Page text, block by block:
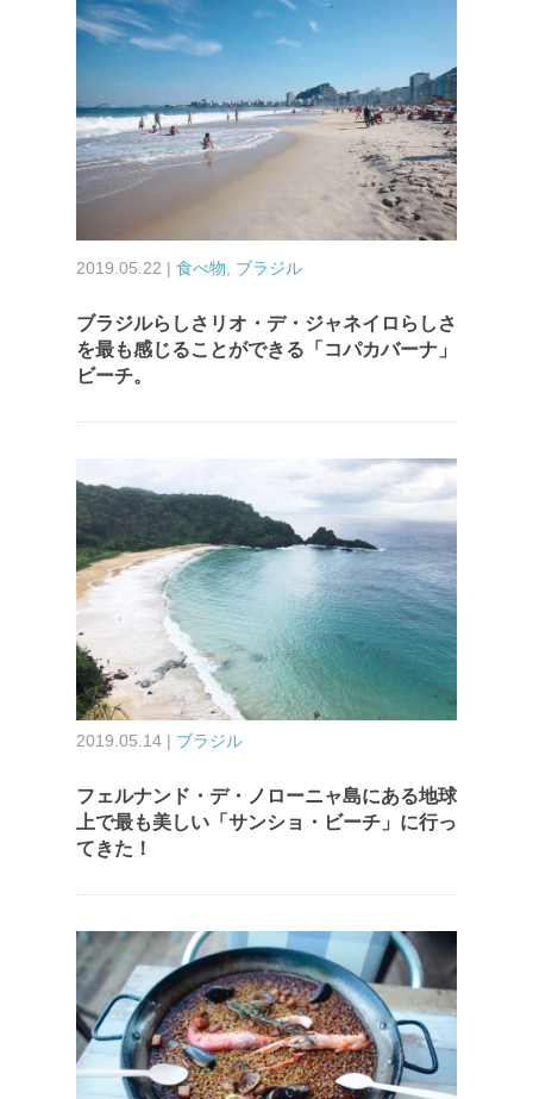
2019.05.22 | 食べ物 ブラジル
ブラジルらしさリオ・デ・ジャネイロらしさ
を最も感じることができる「コパカバーナ」
ビーチ。
2019.05.14 | ブラジル
フェルナンド・デ・ノローニャ島にある地球
上で最も美しい「サンショ・ビーチ」に行っ
てきた！